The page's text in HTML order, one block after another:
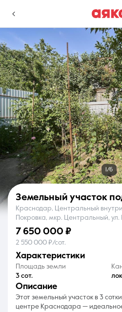
г. Краснодар
Избранное
0 объявлений
Недвижимость
О компании
Ежедневно с
1/6
Земельный участок
Краснодар, Центральный
Покровка, мкр. Центральный, ул.
7 650 000 ₽
2 550 000 ₽/сот.
характеристики
Площадь земли
3 сот.
описание
Этот земельный участок в 3
центре Краснодара —